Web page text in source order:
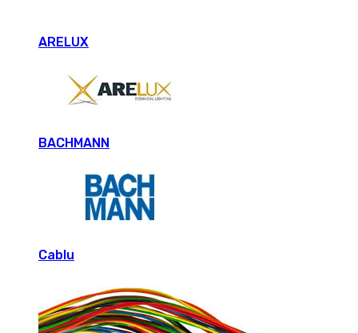
ARELUX
BACHMANN
Cablu